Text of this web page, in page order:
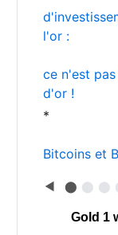
Or ou
◀ ⬤ ⬤ ⬤
Gold 1